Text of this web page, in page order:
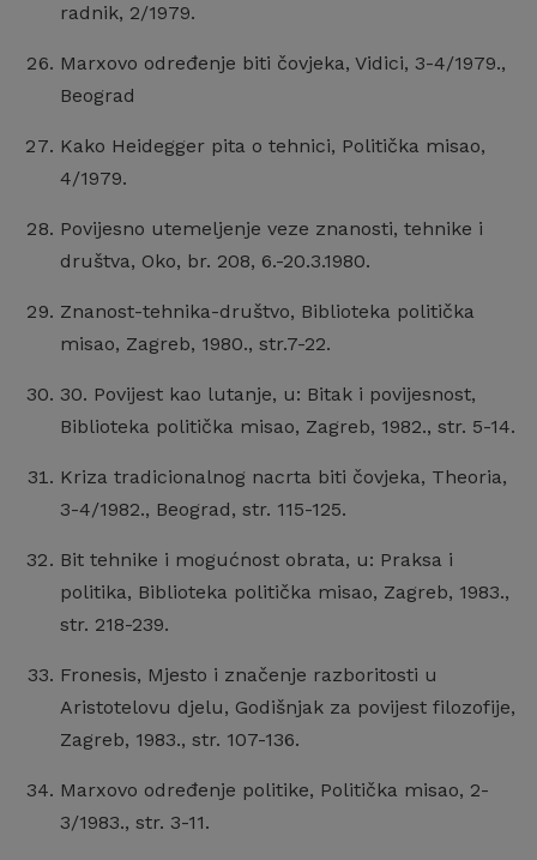
radnik, 2/1979.
Marxovo određenje biti čovjeka, Vidici, 3-4/1979.,
Beograd
Kako Heidegger pita o tehnici, Politička misao,
4/1979.
Povijesno utemeljenje veze znanosti, tehnike i
društva, Oko, br. 208, 6.-20.3.1980.
Znanost-tehnika-društvo, Biblioteka politička
misao, Zagreb, 1980., str.7-22.
30. Povijest kao lutanje, u: Bitak i povijesnost,
Biblioteka politička misao, Zagreb, 1982., str. 5-14.
Kriza tradicionalnog nacrta biti čovjeka, Theoria,
3-4/1982., Beograd, str. 115-125.
Bit tehnike i mogućnost obrata, u: Praksa i
politika, Biblioteka politička misao, Zagreb, 1983.,
str. 218-239.
Fronesis, Mjesto i značenje razboritosti u
Aristotelovu djelu, Godišnjak za povijest filozofije,
Zagreb, 1983., str. 107-136.
Marxovo određenje politike, Politička misao, 2-
3/1983., str. 3-11.